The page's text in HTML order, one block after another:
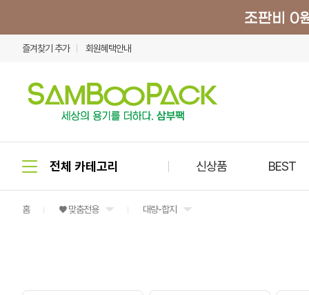
즐겨찾기 추가 회원혜택안내
신상품 BEST
홈 ♥ 맞춤전용 대량-합지